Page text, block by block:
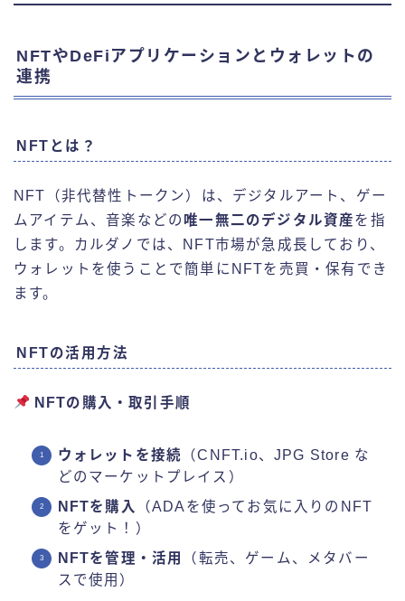
NFTやDeFiアプリケーションとウォレットの
連携
NFTとは？
NFT（非代替性トークン）は、デジタルアート、ゲー
ムアイテム、音楽などの 唯一無二のデジタル資産を指
します。カルダノでは、NFT市場が急成長しており、
ウォレットを使うことで簡単にNFTを売買・保有でき
ます。
NFTの活用方法
NFTの購入・取引手順
ウォレットを接続
（CNFT.io、JPG Store な
どのマーケットプレイス）
NFTを購入
（ADAを使ってお気に入りのNFT
をゲット！）
NFTを管理・活用
（転売、ゲーム、メタバー
スで使用）